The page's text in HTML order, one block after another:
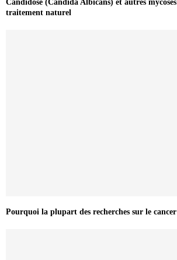
Candidose (Candida Albicans) et autres
traitement naturel
Pourquoi la plupart des recherches sur le cancer